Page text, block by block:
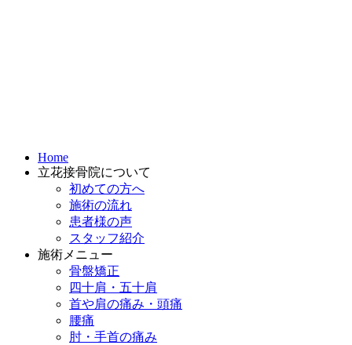
Home
立花接骨院について
初めての方へ
施術の流れ
患者様の声
スタッフ紹介
施術メニュー
骨盤矯正
四十肩・五十肩
首や肩の痛み・頭痛
腰痛
肘・手首の痛み